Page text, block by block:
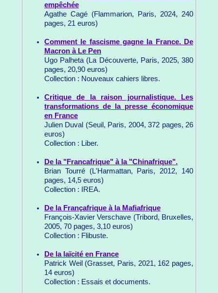
empêchée
Agathe Cagé (Flammarion, Paris, 2024, 240
pages, 21 euros)
Comment le fascisme gagne la France. De
Macron à Le Pen
Ugo Palheta (La Découverte, Paris, 2025, 380
pages, 20,90 euros)
Collection : Nouveaux cahiers libres.
Critique de la raison journalistique. Les
transformations de la presse économique
en France
Julien Duval (Seuil, Paris, 2004, 372 pages, 26
euros)
Collection : Liber.
De la "Francafrique" à la "Chinafrique".
Brian Tourré (L'Harmattan, Paris, 2012, 140
pages, 14,5 euros)
Collection : IREA.
De la Françafrique à la Mafiafrique
François-Xavier Verschave (Tribord, Bruxelles,
2005, 70 pages, 3,10 euros)
Collection : Flibuste.
De la laïcité en France
Patrick Weil (Grasset, Paris, 2021, 162 pages,
14 euros)
Collection : Essais et documents.